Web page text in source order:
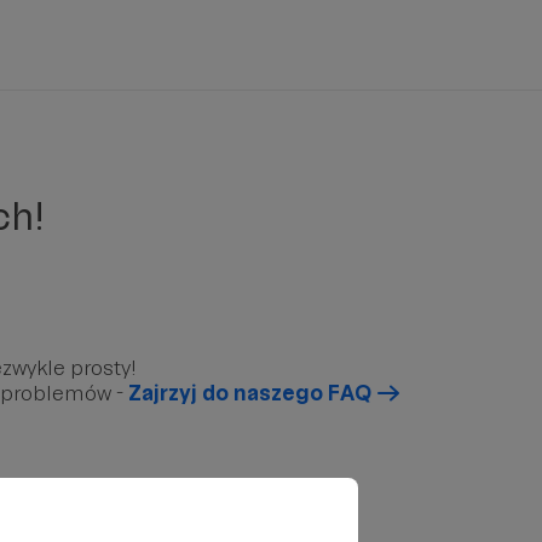
prosty!
- Zajrzyj do naszego FAQ